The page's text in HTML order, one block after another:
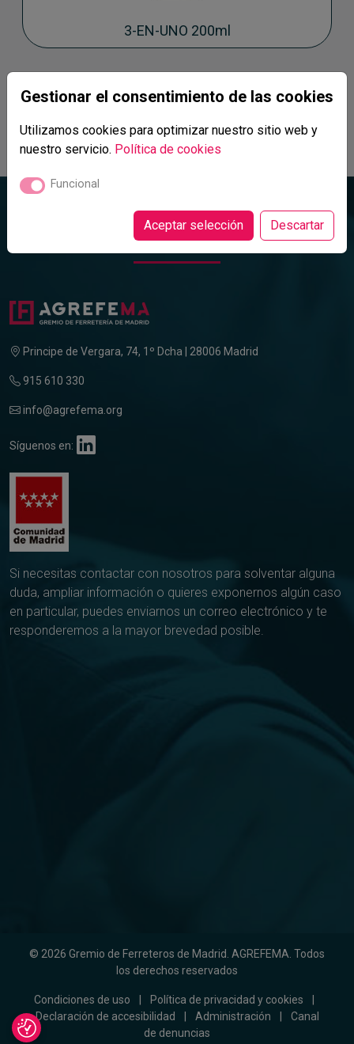
3-EN-UNO 200ml
« 1 »
Contacte con nosotros
Principe de Vergara, 74, 1º Dcha | 28006 Madrid
915 610 330
info@agrefema.org
Síguenos en:
Si necesitas contactar con nosotros para solventar alguna
duda, ampliar información o quieres exponernos algún caso
en particular, puedes enviarnos un correo electrónico y te
responderemos a la mayor brevedad posible.
© 2026 Gremio de Ferreteros de Madrid. AGREFEMA. Todos
los derechos reservados
Condiciones de uso Política de privacidad y cookies
Declaración de accesibilidad
Administración
Canal
de denuncias
Gestionar el consentimiento de las cookies
Utilizamos cookies para optimizar nuestro sitio web y
nuestro servicio. Política de cookies
Funcional
Aceptar selección Descartar